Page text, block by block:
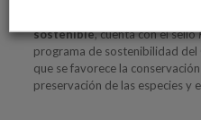
sostenible, cuenta con el sello
programa de sostenibilidad del
que se favorece la
preservación de las especies y